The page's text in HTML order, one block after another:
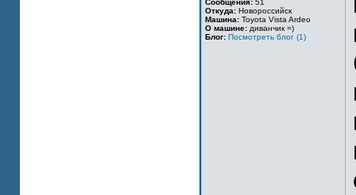
Сообщения: 51
Откуда: Новороссийск
Машина: Toyota Vista Ardeo
О машине: диванчик =)
Блог: Посмотреть блог (1)